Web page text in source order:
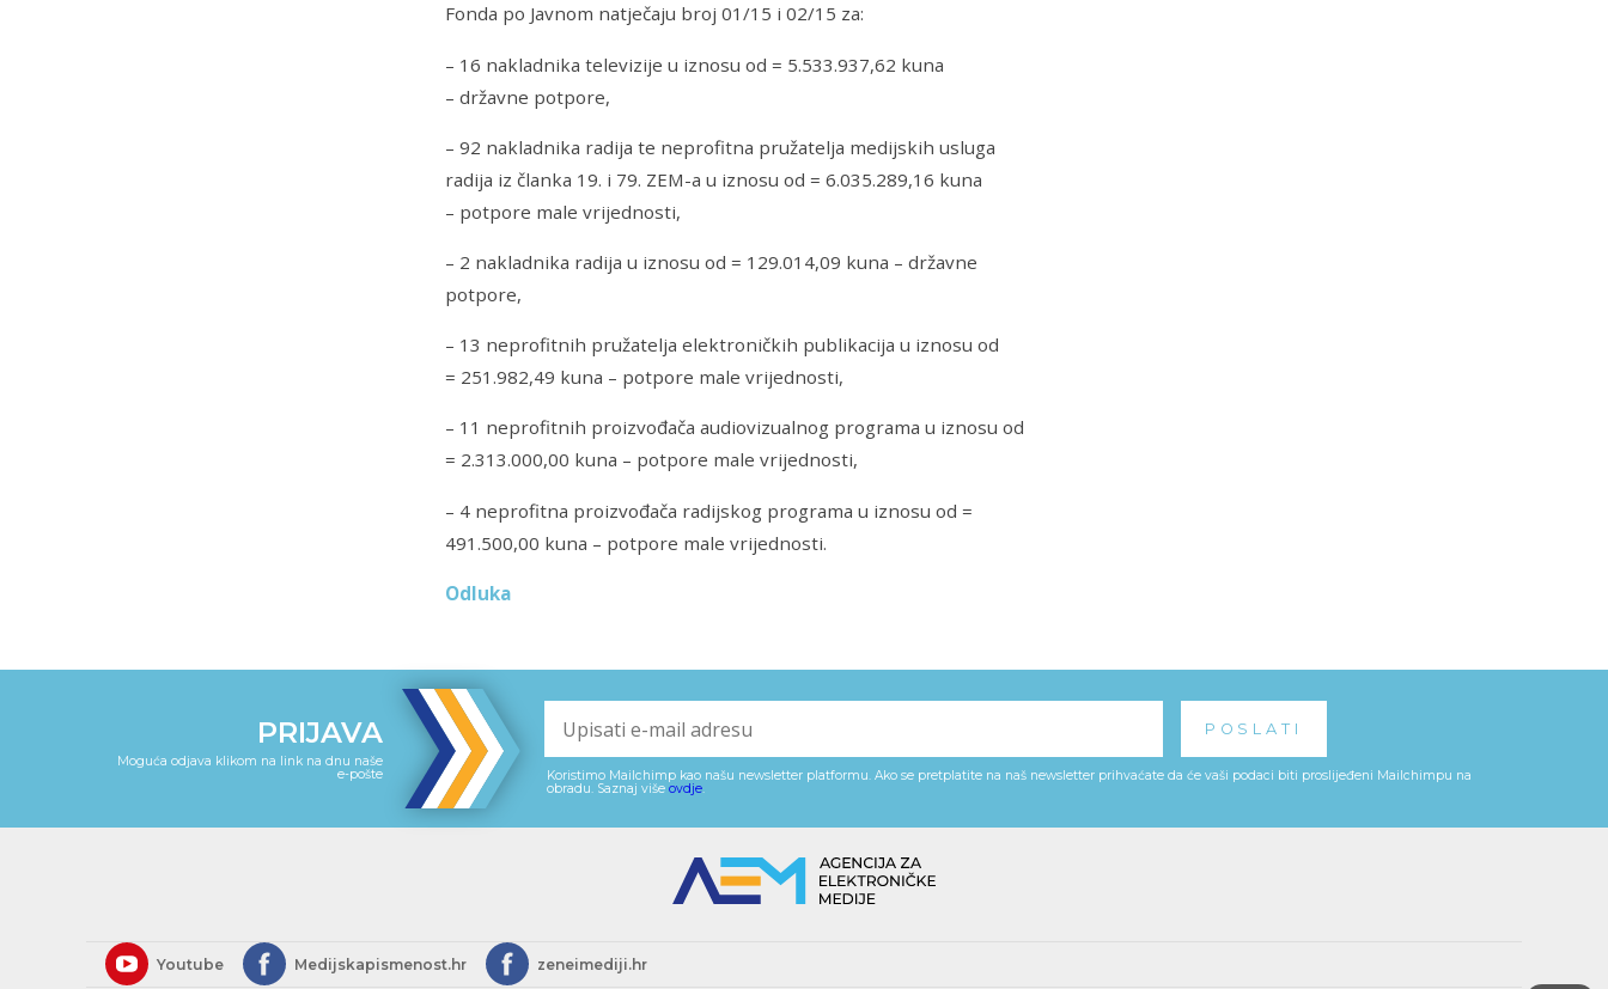
Fonda po Javnom natječaju broj 01/15 i 02/15 za:
– 16 nakladnika televizije u iznosu od = 5.533.937,62 kuna
– državne potpore,
– 92 nakladnika radija te neprofitna pružatelja medijskih usluga
radija iz članka 19. i 79. ZEM-a u iznosu od = 6.035.289,16 kuna
– potpore male vrijednosti,
– 2 nakladnika radija u iznosu od = 129.014,09 kuna – državne
potpore,
– 13 neprofitnih pružatelja elektroničkih publikacija u iznosu od
= 251.982,49 kuna – potpore male vrijednosti,
– 11 neprofitnih proizvođača audiovizualnog programa u iznosu od
= 2.313.000,00 kuna – potpore male vrijednosti,
– 4 neprofitna proizvođača radijskog programa u iznosu od =
491.500,00 kuna – potpore male vrijednosti.
Odluka
PRIJAVA
Moguća odjava klikom na link na dnu naše
e-pošte
Koristimo Mailchimp kao našu newsletter platformu. Ako se pretplatite na naš newsletter prihvaćate da će vaši podaci biti proslijeđeni Mailchimpu na
obradu. Saznaj više ovdje.
Youtube Medijskapismenost.hr zeneimediji.hr